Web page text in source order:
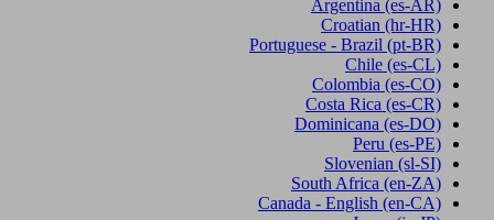
Argentina (es-AR)
Croatian (hr-HR)
Portuguese - Brazil (pt-BR)
Chile (es-CL)
Colombia (es-CO)
Costa Rica (es-CR)
Dominicana (es-DO)
Peru (es-PE)
Slovenian (sl-SI)
South Africa (en-ZA)
Canada - English (en-CA)